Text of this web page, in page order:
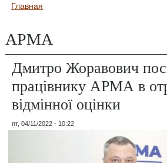
Вы здесь
Главная
АРМА
Дмитро Жоравович
працівнику АРМА в
відмінної оцінки
пт, 04/11/2022 - 10:22